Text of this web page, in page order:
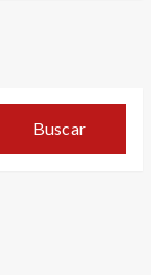
Buscar